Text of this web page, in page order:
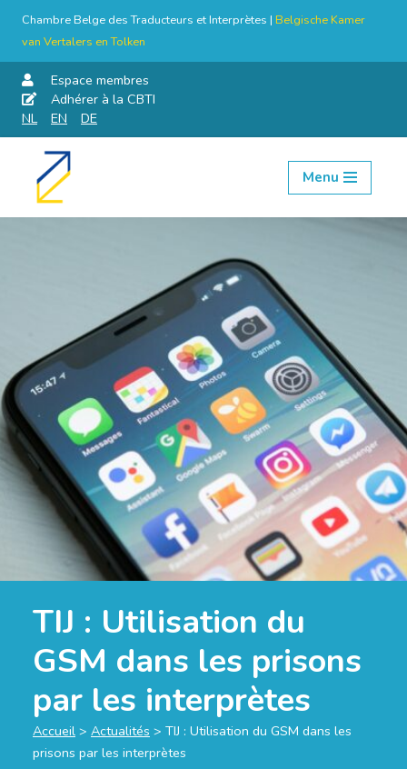
Chambre Belge des Traducteurs et Interprètes | Belgische Kamer
van Vertalers en Tolken
Espace membres
Adhérer à la CBTI
NL
EN DE
Aller
Menu
TIJ : Utilisation du
GSM dans les prisons
par les interprètes
Accueil > Actualités > TIJ : Utilisation du GSM dans les
prisons par les interprètes